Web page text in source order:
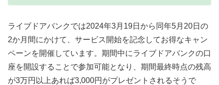
ライブドアバンクでは2024年3月19日から同年5月20日の
2か月間にかけて、サービス開始を記念してお得なキャン
ペーンを開催しています。期間中にライブドアバンクの口
座を開設することで参加可能となり、期間最終時点の残高
が3万円以上あれば3,000円がプレゼントされるそうで